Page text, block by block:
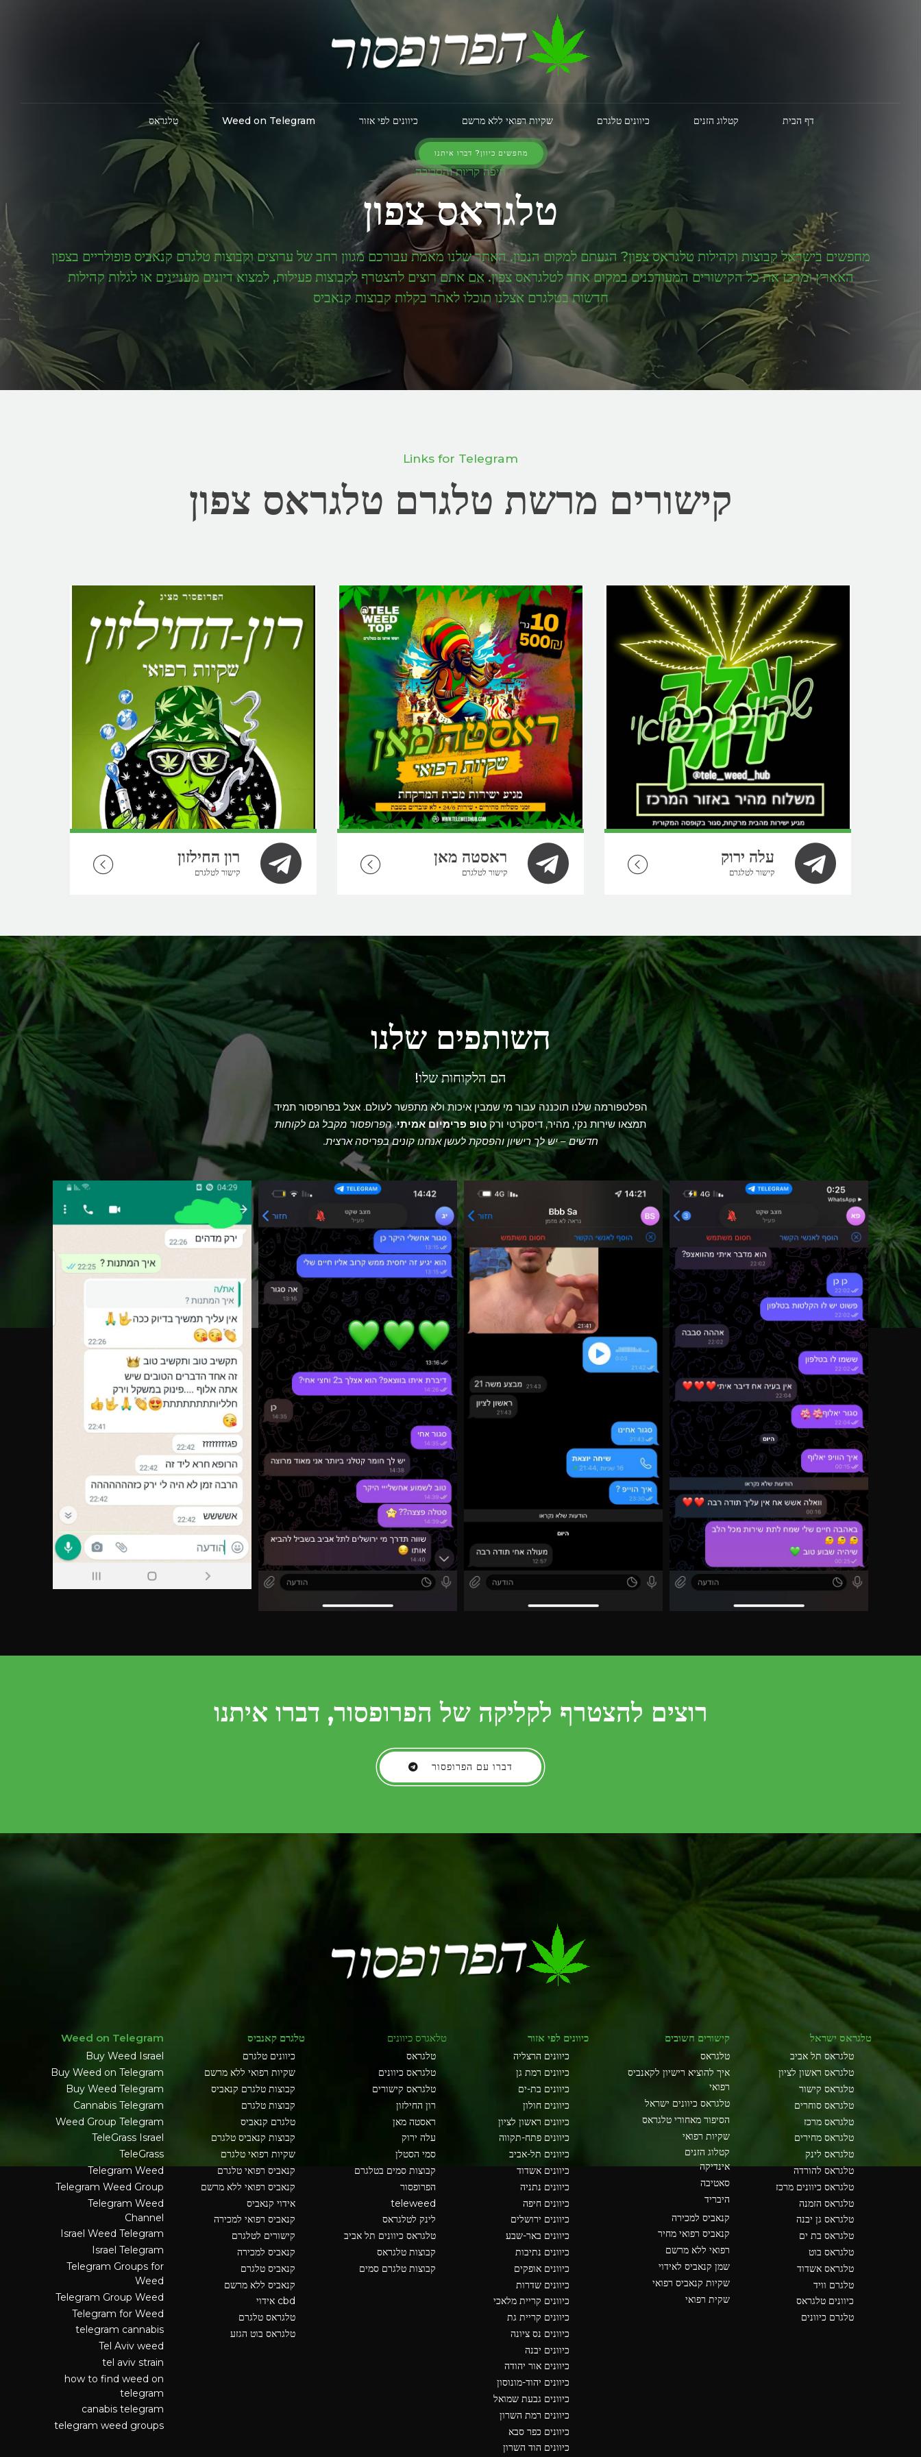
דף הבית קטלוג הזנים כיוונים טלגרם שקיות רפואי ללא מרשם כיוונים לפי אזור Weed on Telegram טלגראס
מחפשים כיוון? דברו איתנו
חיפה קריות והסביבה
טלגראס צפון
מחפשים בישראל קבוצות וקהילות טלגראס צפון? הגעתם למקום הנכון. האתר שלנו מאמת עבורכם מגוון רחב של ערוצים וקבוצות טלגרם קנאביס פופולריים בצפון
האארץ ומרכז את כל הקישורים המעודכנים במקום אחד לטלגראס צפון. אם אתם רוצים להצטרף לקבוצות פעילות, למצוא דיונים מעניינים או לגלות קהילות
חדשות בטלגרם אצלנו תוכלו לאתר בקלות קבוצות קנאביס
Links for Telegram
קישורים מרשת טלגרם טלגראס צפון
עלה ירוק
קישור לטלגרם
ראסטה מאן
קישור לטלגרם
רון החילזון
קישור לטלגרם
השותפים שלנו
הם הלקוחות שלו!
הפלטפורמה שלנו תוכננה עבור מי שמבין איכות ולא מתפשר לעולם. אצל בפרופסור תמיד
תמצאו שירות נקי, מהיר, דיסקרטי ורקטופ פרימיום אמיתי.הפרופסור מקבל גם לקוחות
חדשים – יש לך רישיון והפסקת לעשן אנחנו קונים בפריסה ארצית.
רוצים להצטרף לקליקה של הפרופסור, דברו איתנו
דברו עם הפרופסור
טלגראס ישראל
טלגראס תל אביב
טלגראס ראשון לציון
טלגראס קישור
טלגראס סוחרים
טלגראס מרכז
טלגראס מחירים
טלגראס לינק
טלגראס להורדה
טלגראס כיוונים מרכז
טלגראס הזמנה
טלגראס גן יבנה
טלגראס בת ים
טלגראס בוט
טלגראס אשדוד
טלגרם וויד
כיוונים טלגראס
טלגרם כיוונים
קישורים חשובים
טלגראס
איך להוציא רישיון לקאנביס
רפואי
טלגראס כיוונים ישראל
הסיפור מאחורי טלגראס
שקיות רפואי
קטלוג הזנים
אינדיקה
סאטיבה
היבריד
קנאביס למכירה
קנאביס רפואי מחיר
רפואי ללא מרשם
שמן קנאביס לאידוי
שקיות קנאביס רפואי
שקית רפואי
כיוונים לפי אזור
כיוונים הרצליה
כיוונים רמת גן
כיוונים בת-ים
כיוונים חולון
כיוונים ראשון לציון
כיוונים פתח-תקווה
כיוונים תל-אביב
כיוונים אשדוד
כיוונים נתניה
כיוונים חיפה
כיוונים ירושלים
כיוונים באר-שבע
כיוונים נתיבות
כיוונים אופקים
כיוונים שדרות
כיוונים קריית מלאכי
כיוונים קריית גת
כיוונים נס ציונה
כיוונים יבנה
כיוונים אור יהודה
כיוונים יהוד-מונוסון
כיוונים גבעת שמואל
כיוונים רמת השרון
כיוונים כפר סבא
כיוונים הוד השרון
טלאגרס כיוונים
טלגראס
טלגראס כיוונים
טלגראס קישורים
רון החילזון
ראסטה מאן
עלה ירוק
סמי הסטלן
קבוצות סמים בטלגרם
הפרופסור
teleweed
לינק לטלגראס
טלגראס כיוונים תל אביב
קבוצות טלגראס
קבוצות טלגרם סמים
טלגרם קאנביס
כיוונים טלגרם
שקיות רפואי ללא מרשם
קבוצות טלגרם קנאביס
קבוצות טלגרם
טלגרם קנאביס
קבוצות קנאביס טלגרם
שקיות רפואי טלגרם
קנאביס רפואי טלגרם
קנאביס רפואי ללא מרשם
אידוי קנאביס
קנאביס רפואי למכירה
קישורים לטלגרם
קנאביס למכירה
קנאביס טלגרם
קנאביס ללא מרשם
cbd אידוי
טלגראס טלגרם
טלגראס בוט הגזע
Weed on Telegram
Buy Weed Israel
Buy Weed on Telegram
Buy Weed Telegram
Cannabis Telegram
Weed Group Telegram
TeleGrass Israel
TeleGrass
Telegram Weed
Telegram Weed Group
Telegram Weed
Channel
Israel Weed Telegram
Israel Telegram
Telegram Groups for
Weed
Telegram Group Weed
Telegram for Weed
telegram cannabis
Tel Aviv weed
tel aviv strain
how to find weed on
telegram
canabis telegram
telegram weed groups